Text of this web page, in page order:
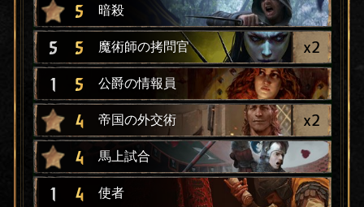
5 暗殺
5 5 魔術師の拷問官 x2
1 5 公爵の情報員
4 帝国の外交術 x2
4 馬上試合
1 4 使者